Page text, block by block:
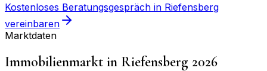
Kostenloses Beratungsgespräch in Riefensberg
vereinbaren
Marktdaten
Immobilienmarkt in Riefensberg 2026